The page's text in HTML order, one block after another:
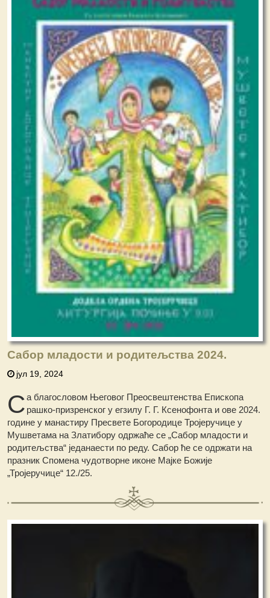
Сабор младости и родитељства 2024.
јул 19, 2024
Са благословом Његовог Преосвештенства Епископа
рашко-призренског у егзилу Г. Г. Ксенофонта и ове 2024.
године у манастиру Пресвете Богородице Тројеручице у
Мушветама на Златибору одржаће се „Сабор младости и
родитељства“ једанаести по реду. Сабор ће се одржати на
празник Спомена чудотворне иконе Мајке Божије
„Тројеручице“ 12./25.